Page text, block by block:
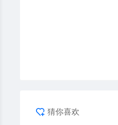
猜你喜欢